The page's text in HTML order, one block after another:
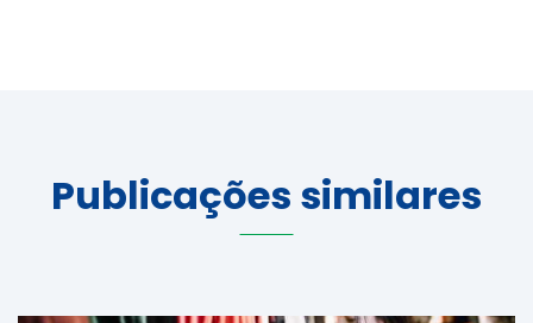
Publicações similares